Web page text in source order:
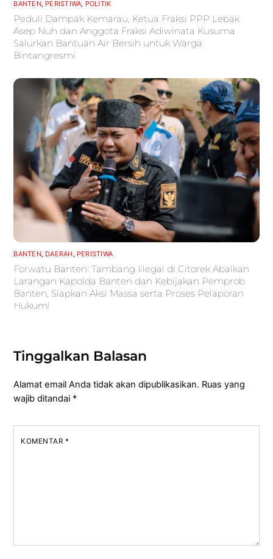
BANTEN, PERISTIWA, POLITIK
Peduli Dampak Kemarau, Ketua Fraksi PPP Lebak
Asep Nuh dan Anggota Fraksi Adiwinata Kusuma
Salurkan Bantuan Air Bersih untuk Warga
Bintangresmi
BANTEN, DAERAH, PERISTIWA
Forwatu Banten: Tambang Iilegal di Citorek Abaikan
Larangan Kapolda Banten dan Kebijakan Pemprob
Banten, Siapkan Aksi Massa serta Proses Pelaporan
Hukum!
Tinggalkan Balasan
Alamat email Anda tidak akan dipublikasikan. Ruas yang
wajib ditandai *
KOMENTAR *